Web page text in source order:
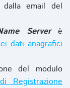
email del
Serverè
dati anagrafici
del modulo
Registrazione